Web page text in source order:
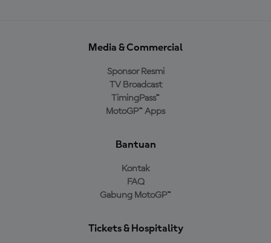
Media & Commercial
Sponsor Resmi
TV Broadcast
TimingPass™
MotoGP™ Apps
Bantuan
Kontak
FAQ
Gabung MotoGP™
Tickets & Hospitality